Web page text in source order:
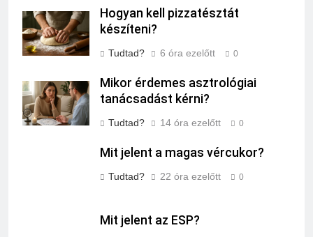
Hogyan kell pizzatésztát
készíteni?
Tudtad? 6 óra ezelőtt 0
Mikor érdemes asztrológiai
tanácsadást kérni?
Tudtad? 14 óra ezelőtt 0
Mit jelent a magas vércukor?
Tudtad? 22 óra ezelőtt 0
Mit jelent az ESP?